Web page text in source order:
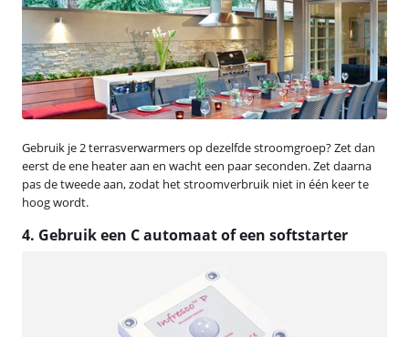
Gebruik je 2 terrasverwarmers op dezelfde stroomgroep? Zet dan
eerst de ene heater aan en wacht een paar seconden. Zet daarna
pas de tweede aan, zodat het stroomverbruik niet in één keer te
hoog wordt.
4. Gebruik een C automaat of een softstarter